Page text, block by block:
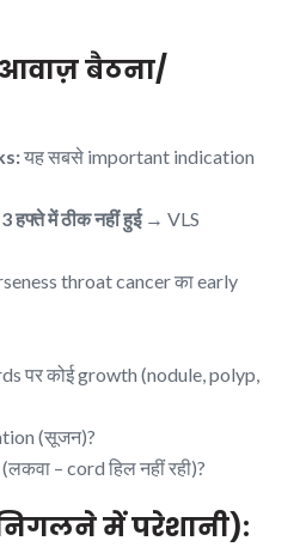
बैठना/
यह सबसे important indication
3 हफ्ते में ठीक नहीं हुई→ VLS
throat cancer का early
पर कोई growth (nodule, polyp,
(सूजन)?
– cord हिल नहीं रही)?
में परेशानी):